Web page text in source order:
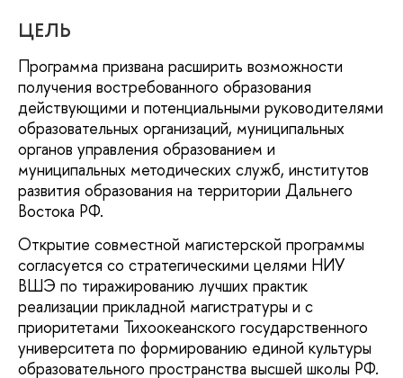
ЦЕЛЬ
Программа призвана расширить возможности
получения востребованного образования
действующими и потенциальными руководителями
образовательных организаций, муниципальных
органов управления образованием и
муниципальных методических служб, институтов
развития образования на территории Дальнего
Востока РФ.
Открытие совместной магистерской программы
согласуется со стратегическими целями НИУ
ВШЭ по тиражированию лучших практик
реализации прикладной магистратуры и с
приоритетами Тихоокеанского государственного
университета по формированию единой культуры
образовательного пространства высшей школы РФ.